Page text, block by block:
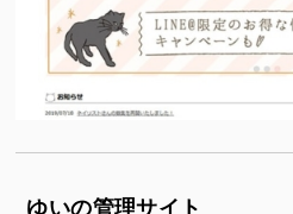
ゆいの管理サイト